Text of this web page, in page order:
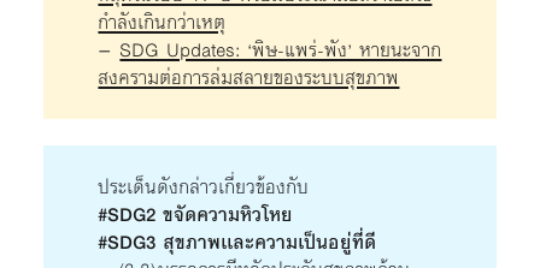
กำลังเกินกว่าเหตุ
– SDG Updates: ‘พิษ-แพร่-พัง’ หายนะจาก
สงครามต่อการล่มสลายของระบบสุขภาพ
ประเด็นดังกล่าวเกี่ยวข้องกับ
#SDG2 ขจัดความหิวโหย
#SDG3 สุขภาพเเละความเป็นอยู่ที่ดี